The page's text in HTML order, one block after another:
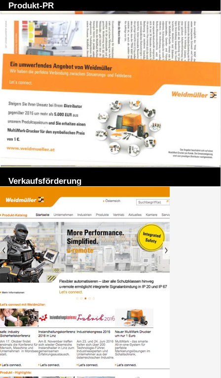
Produkt-PR
Verkaufsförderung